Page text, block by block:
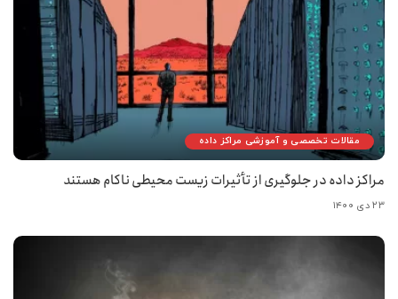
مقالات تخصصی و آموزشی مراکز داده
مراکز داده در جلوگیری از تأثیرات زیست محیطی ناکام هستند
۲۳ دی ۱۴۰۰